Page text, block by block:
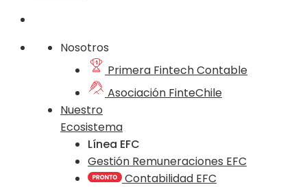
Nosotros
Primera Fintech Contable
Asociación FinteChile
Nuestro
Ecosistema
Línea EFC
Gestión Remuneraciones EFC
Contabilidad EFC